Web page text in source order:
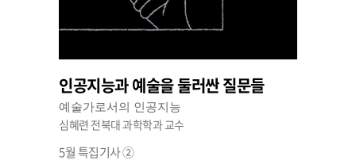
인공지능과 예술을 둘러싼 질문들
예술가로서의 인공지능
심혜련 전북대 과학학과 교수
5월 특집기사 ②